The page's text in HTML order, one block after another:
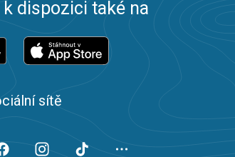
k dispozici také na
sítě